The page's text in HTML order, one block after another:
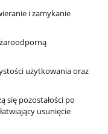
i zamykanie
użytkowania oraz
się pozostałości po
usunięcie